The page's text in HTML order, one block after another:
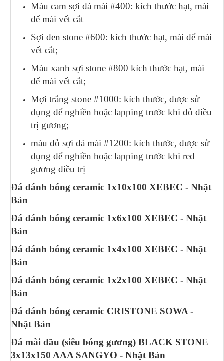
Màu cam sợi đá mài #400: kích thước hạt, mài
để mài vết cắt
Sợi đen stone #600: kích thước hạt, mài để mài
vết cắt;
Màu xanh sợi stone #800 kích thước hạt, mài
để mài vết cắt;
Mợi trắng stone #1000: kích thước, được sử
dụng để nghiền hoặc lapping trước khi đỏ điều
trị gương;
màu đỏ sợi đá mài #1200: kích thước, được sử
dụng để nghiền hoặc lapping trước khi red
gương điều trị
Đá đánh bóng ceramic 1x10x100 XEBEC - Nhật
Bản
Đá đánh bóng ceramic 1x6x100 XEBEC - Nhật
Bản
Đá đánh bóng ceramic 1x4x100 XEBEC - Nhật
Bản
Đá đánh bóng ceramic 1x2x100 XEBEC - Nhật
Bản
Đá đánh bóng ceramic CRISTONE SOWA -
Nhật Bản
Đá mài dầu (siêu bóng gương) BLACK STONE
3x13x150 AAA SANGYO - Nhật Bản